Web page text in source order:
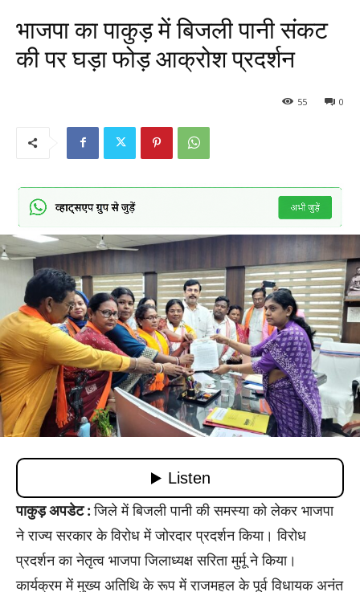
भाजपा का पाकुड़ में बिजली पानी संकट
की पर घड़ा फोड़ आक्रोश प्रदर्शन
0
55
पाकुड़ अपडेट :जिले में बिजली पानी की समस्या को लेकर भाजपा
ने राज्य सरकार के विरोध में जोरदार प्रदर्शन किया। विरोध
प्रदर्शन का नेतृत्व भाजपा जिलाध्यक्ष सरिता मुर्मू ने किया।
कार्यक्रम में मुख्य अतिथि के रूप में राजमहल के पूर्व विधायक अनंत